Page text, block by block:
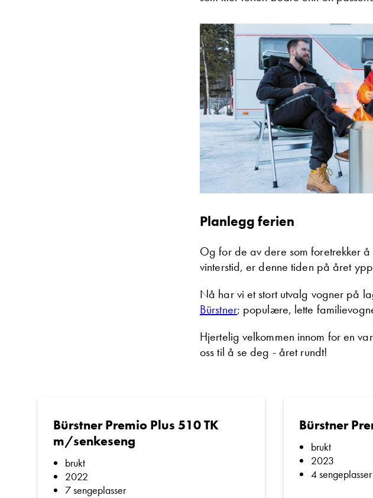
Planlegg ferien
Og for de av dere som foretrekker
vinterstid, er denne tiden på året
Nå har vi et stort utvalg vogner på
Bürstner; populære, lette
Hjertelig velkommen innom for en
oss til å se deg - året rundt!
Bürstner Premio Plus 510 TK
m/senkeseng
brukt
2022
7 sengeplasser
Bürstner
brukt
2023
4 sengeplasser